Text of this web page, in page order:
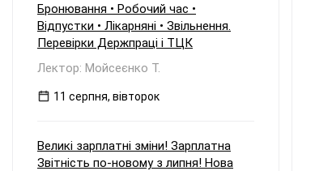
Бронювання • Робочий час •
Відпустки • Лікарняні • Звільнення.
Перевірки Держпраці і ТЦК
Лектор: Мойсеєнко Т.
11 серпня, вівторок
Великі зарплатні зміни! Зарплатна
Звітність по-новому з липня! Нова